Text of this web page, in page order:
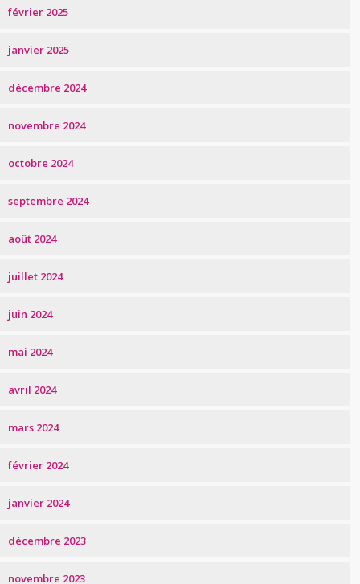
février 2025
janvier 2025
décembre 2024
novembre 2024
octobre 2024
septembre 2024
août 2024
juillet 2024
juin 2024
mai 2024
avril 2024
mars 2024
février 2024
janvier 2024
décembre 2023
novembre 2023